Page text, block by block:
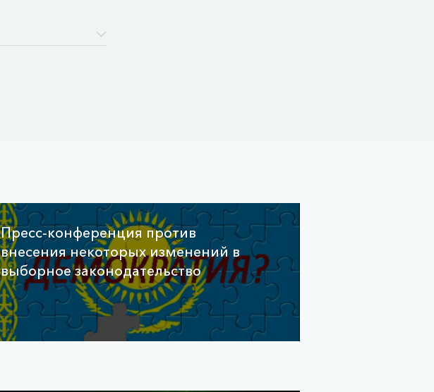
Пресс-конференция против
внесения некоторых изменений в
выборное законодательство